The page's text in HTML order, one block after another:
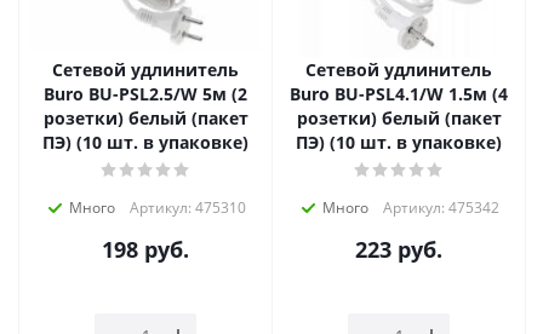
Сетевой удлинитель
Buro BU-PSL2.5/W 5м (2
розетки) белый (пакет
ПЭ) (10 шт. в упаковке)
Много Артикул: 475310
198 руб.
Сетевой удлинитель
Buro BU-PSL4.1/W 1.5м (4
розетки) белый (пакет
ПЭ) (10 шт. в упаковке)
Много Артикул: 475342
223 руб.